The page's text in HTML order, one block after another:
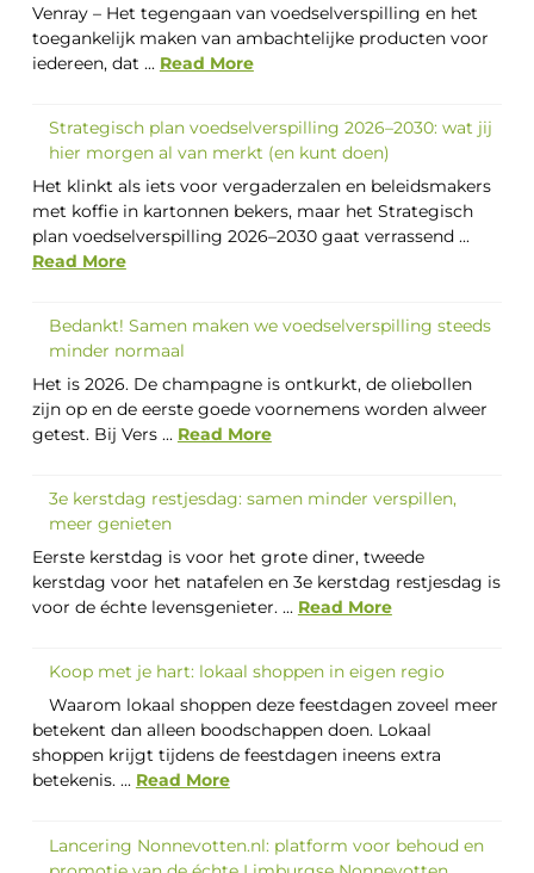
Venray – Het tegengaan van voedselverspilling en het
toegankelijk maken van ambachtelijke producten voor
iedereen, dat ... Read More
Strategisch plan voedselverspilling 2026–2030: wat jij
hier morgen al van merkt (en kunt doen)
Het klinkt als iets voor vergaderzalen en beleidsmakers
met koffie in kartonnen bekers, maar het Strategisch
plan voedselverspilling 2026–2030 gaat verrassend ...
Read More
Bedankt! Samen maken we voedselverspilling steeds
minder normaal
Het is 2026. De champagne is ontkurkt, de oliebollen
zijn op en de eerste goede voornemens worden alweer
getest. Bij Vers ... Read More
3e kerstdag restjesdag: samen minder verspillen,
meer genieten
Eerste kerstdag is voor het grote diner, tweede
kerstdag voor het natafelen en 3e kerstdag restjesdag is
voor de échte levensgenieter. ... Read More
Koop met je hart: lokaal shoppen in eigen regio
Waarom lokaal shoppen deze feestdagen zoveel meer
betekent dan alleen boodschappen doen. Lokaal
shoppen krijgt tijdens de feestdagen ineens extra
betekenis. ... Read More
Lancering Nonnevotten.nl: platform voor behoud en